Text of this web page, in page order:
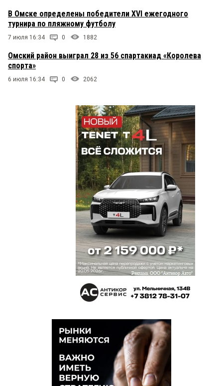
В Омске определены победители XVI ежегодного
турнира по пляжному футболу
7 июля 16:34 0 1882
Омский район выиграл 28 из 56 спартакиад «Королева
спорта»
6 июля 16:34 0 2062